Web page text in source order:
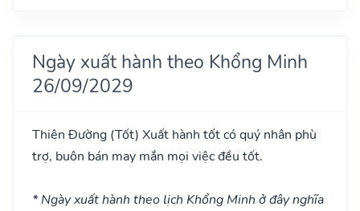
Ngày xuất hành theo Khổng Minh
26/09/2029
Thiên Đường (Tốt) Xuất hành tốt có quý nhân phù
trợ, buôn bán may mắn mọi việc đều tốt.
* Ngày xuất hành theo lịch Khổng Minh ở đây nghĩa